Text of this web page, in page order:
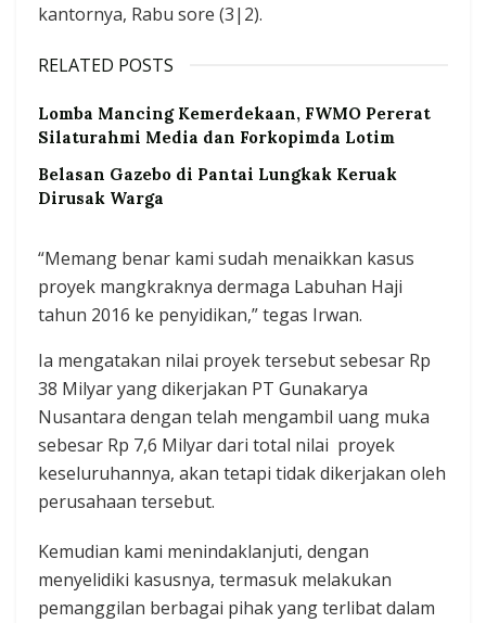
kantornya, Rabu sore (3|2).
RELATED POSTS
Lomba Mancing Kemerdekaan, FWMO Pererat
Silaturahmi Media dan Forkopimda Lotim
Belasan Gazebo di Pantai Lungkak Keruak
Dirusak Warga
“Memang benar kami sudah menaikkan kasus
proyek mangkraknya dermaga Labuhan Haji
tahun 2016 ke penyidikan,” tegas Irwan.
Ia mengatakan nilai proyek tersebut sebesar Rp
38 Milyar yang dikerjakan PT Gunakarya
Nusantara dengan telah mengambil uang muka
sebesar Rp 7,6 Milyar dari total nilai proyek
keseluruhannya, akan tetapi tidak dikerjakan oleh
perusahaan tersebut.
Kemudian kami menindaklanjuti, dengan
menyelidiki kasusnya, termasuk melakukan
pemanggilan berbagai pihak yang terlibat dalam